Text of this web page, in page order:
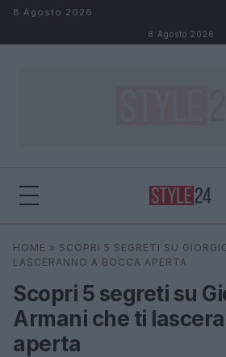
Salta al contenuto
8 Agosto 2026
8 Agosto 2026
Cerca
HOME » SCOPRI 5 SEGRETI SU
LASCERANNO A BOCCA APERTA
Scopri 5 segreti su
Armani che ti
aperta